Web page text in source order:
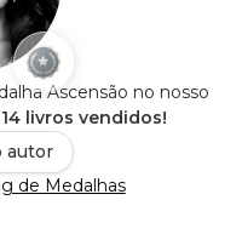
Ascensão no nosso
14 livros vendidos!
autor
de Medalhas